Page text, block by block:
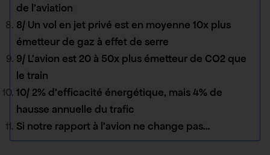
de l’aviation
8/ Un vol en jet privé est en moyenne 10x plus
émetteur de gaz à effet de serre
9/ L’avion est 20 à 50x plus émetteur de CO2 que
le train
10/ 2% d’efficacité énergétique, mais 4% de
hausse annuelle du trafic
Si notre rapport à l’avion ne change pas…